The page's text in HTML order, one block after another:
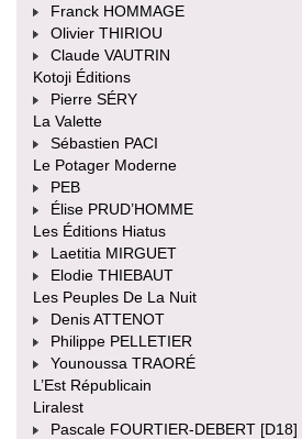
Franck HOMMAGE
Olivier THIRIOU
Claude VAUTRIN
Kotoji Éditions
Pierre SÉRY
La Valette
Sébastien PACI
Le Potager Moderne
PEB
Élise PRUD’HOMME
Les Éditions Hiatus
Laetitia MIRGUET
Elodie THIEBAUT
Les Peuples De La Nuit
Denis ATTENOT
Philippe PELLETIER
Younoussa TRAORÉ
L’Est Républicain
Liralest
Pascale FOURTIER-DEBERT [D18]